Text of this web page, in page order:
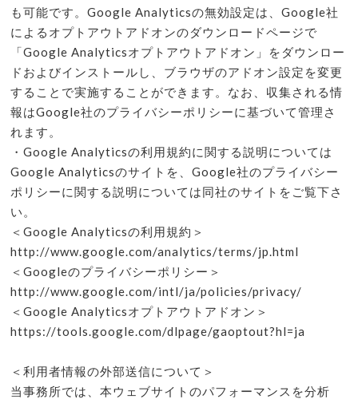
も可能です。Google Analyticsの無効設定は、Google社
によるオプトアウトアドオンのダウンロードページで
「Google Analyticsオプトアウトアドオン」をダウンロー
ドおよびインストールし、ブラウザのアドオン設定を変更
することで実施することができます。なお、収集される情
報はGoogle社のプライバシーポリシーに基づいて管理さ
れます。
・Google Analyticsの利用規約に関する説明については
Google Analyticsのサイトを、Google社のプライバシー
ポリシーに関する説明については同社のサイトをご覧下さ
い。
＜Google Analyticsの利用規約＞
http://www.google.com/analytics/terms/jp.html
＜Googleのプライバシーポリシー＞
http://www.google.com/intl/ja/policies/privacy/
＜Google Analyticsオプトアウトアドオン＞
https://tools.google.com/dlpage/gaoptout?hl=ja
＜利用者情報の外部送信について＞
当事務所では、本ウェブサイトのパフォーマンスを分析